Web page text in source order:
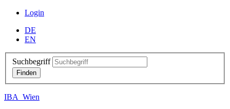
Login
DE
EN
Suchbegriff
IBA_Wien